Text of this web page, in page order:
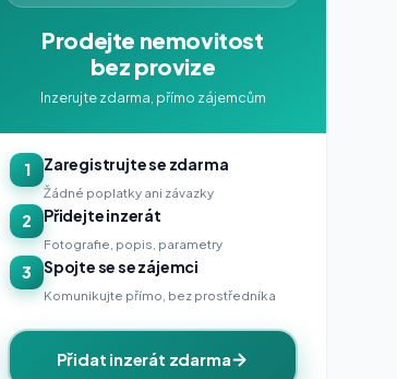
Prodejte nemovitost
bez provize
Inzerujte zdarma, přímo zájemcům
1 Zaregistrujte se zdarma
Žádné poplatky ani závazky
2 Přidejte inzerát
Fotografie, popis, parametry
3 Spojte se se zájemci
Komunikujte přímo, bez prostředníka
Přidat inzerát zdarma